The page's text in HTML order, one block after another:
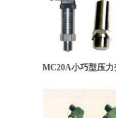
MC20A小巧型压